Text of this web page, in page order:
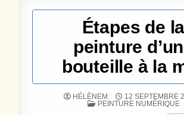
Étapes de la
peinture
bouteille à la
HÉLÈNEM 12 SEPTEMBRE
POSTÉ DANS
PEINTURE NUMÉRIQUE